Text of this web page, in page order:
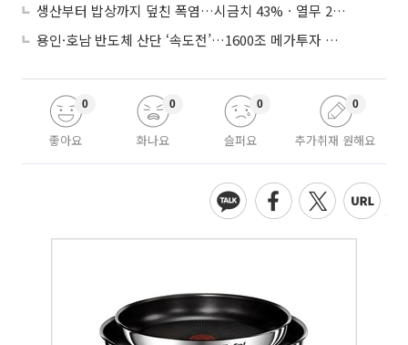
생산부터 밥상까지 덮친 폭염…시금치 43%ㆍ열무 28% 급등
용인·호남 반도체 산단 ‘속도전’…1600조 메가투자 이행 총력
좋아요
0
화나요
0
슬퍼요
0
추가취재 원해요
0